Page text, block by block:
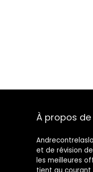
À propos de
et de révision
les meilleures